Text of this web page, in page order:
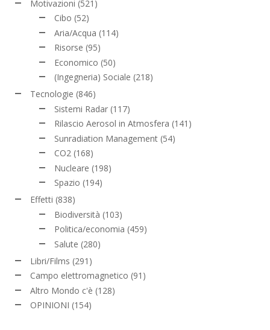
Motivazioni (521)
Cibo (52)
Aria/Acqua (114)
Risorse (95)
Economico (50)
(Ingegneria) Sociale (218)
Tecnologie (846)
Sistemi Radar (117)
Rilascio Aerosol in Atmosfera (141)
Sunradiation Management (54)
CO2 (168)
Nucleare (198)
Spazio (194)
Effetti (838)
Biodiversità (103)
Politica/economia (459)
Salute (280)
Libri/Films (291)
Campo elettromagnetico (91)
Altro Mondo c'è (128)
OPINIONI (154)